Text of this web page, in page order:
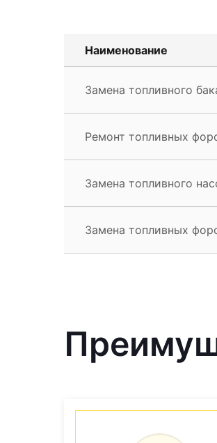
Наименование
Замена топливного
Ремонт топливных
Замена топливного
Замена топливных